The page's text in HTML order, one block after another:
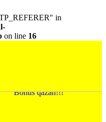
in
on line 16